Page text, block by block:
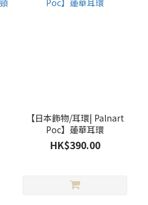
【日本飾物/耳環| Palnart
Poc】蓮華耳環
HK$390.00